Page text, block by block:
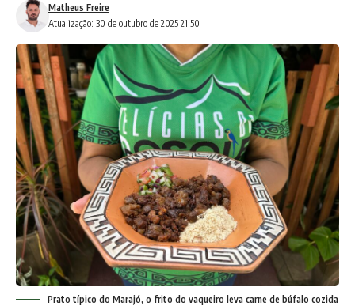
Atualização: 30 de outubro de 2025 21:50
Matheus Freire
Prato típico do Marajó, o frito do vaqueiro leva carne de búfalo cozida